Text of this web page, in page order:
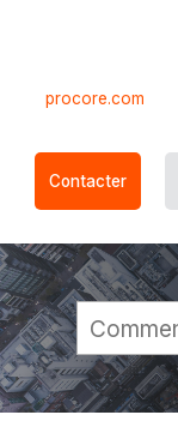
procore.com
Contacter